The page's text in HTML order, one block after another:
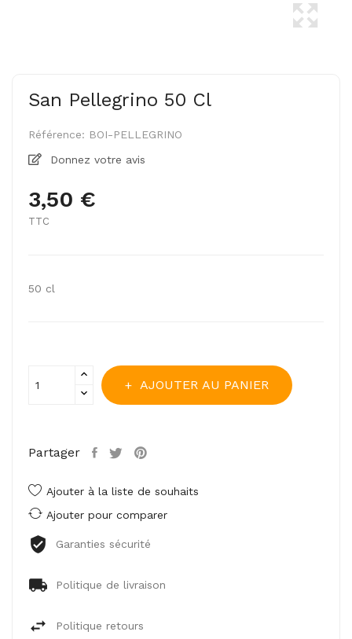
San Pellegrino 50 Cl
Référence: BOI-PELLEGRINO
Donnez votre avis
3,50 €
TTC
50 cl
AJOUTER AU PANIER
Partager
Ajouter à la liste de souhaits
Ajouter pour comparer
Garanties sécurité
Politique de livraison
Politique retours